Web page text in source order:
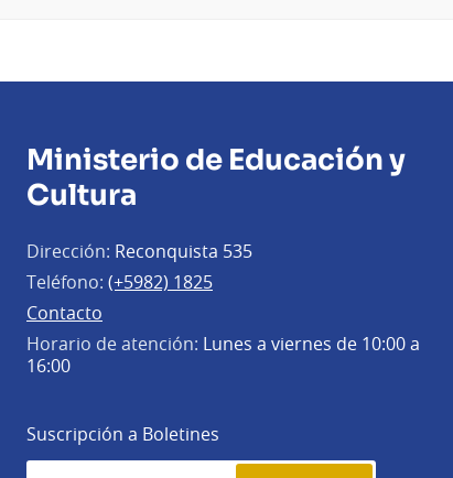
Ministerio de Educación y
Cultura
Dirección: Reconquista 535
Teléfono: (+5982) 1825
Contacto
Horario de atención: Lunes a viernes de 10:00 a
16:00
Suscripción a Boletines
Simplenews